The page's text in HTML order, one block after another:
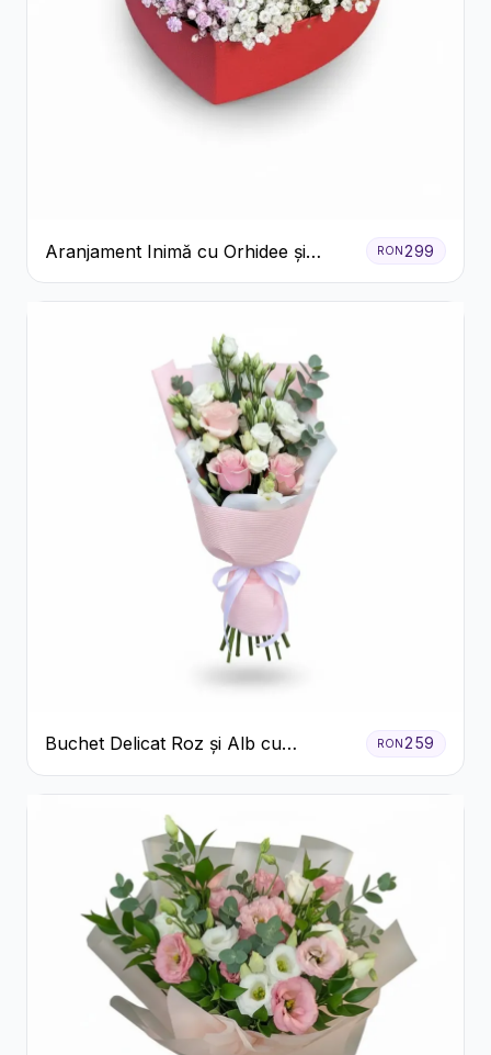
Aranjament Inimă cu Orhidee și
Floarea Miresei
RON 299
Buchet Delicat Roz și Alb cu
Trandafiri și Lisianthus
RON259